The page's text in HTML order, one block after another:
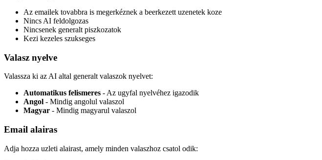
Az emailek tovabbra is megerkéznek a beerkezett uzenetek koze
Nincs AI feldolgozas
Nincsenek generalt piszkozatok
Kezi kezeles szukseges
Valasz nyelve
Valassza ki az AI altal generalt valaszok nyelvet:
Automatikus felismeres - Az ugyfal nyelvéhez igazodik
Angol - Mindig angolul valaszol
Magyar - Mindig magyarul valaszol
Email alairas
Adja hozza uzleti alairast, amely minden valaszhoz csatol odik: